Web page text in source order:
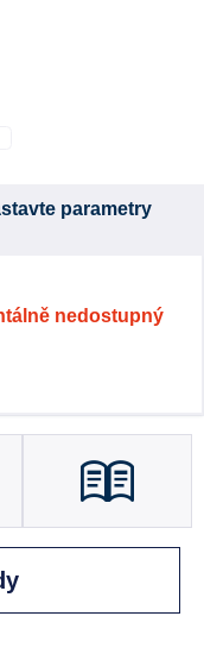
parametry
nedostupný